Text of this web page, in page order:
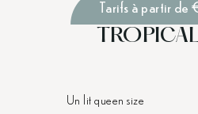
Un lit queen size
Tarifs à partir